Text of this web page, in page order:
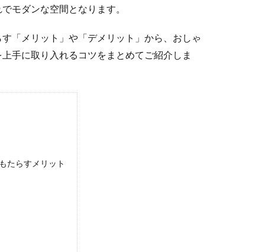
モダンな空間となります。
「メリット」や「デメリット」から、おしゃ
手に取り入れるコツをまとめてご紹介しま
たらすメリット